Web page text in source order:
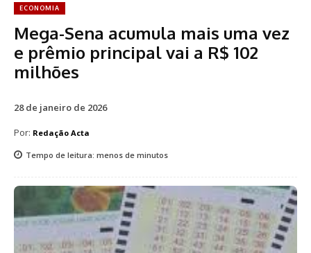
ECONOMIA
Mega-Sena acumula mais uma vez
e prêmio principal vai a R$ 102
milhões
28 de janeiro de 2026
Por: Redação Acta
Tempo de leitura: menos de minutos